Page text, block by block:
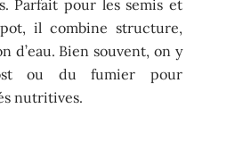
Parfait pour les semis et
il combine structure,
d’eau. Bien souvent, on y
ou du fumier pour
nutritives.